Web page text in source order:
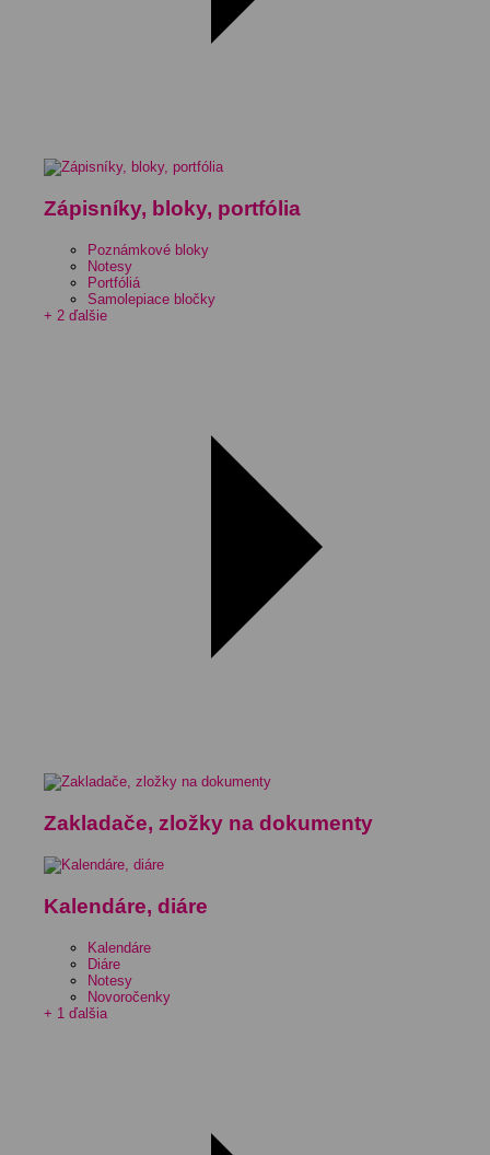
Zápisníky, bloky, portfólia
Poznámkové bloky
Notesy
Portfóliá
Samolepiace bločky
+ 2 ďalšie
Zakladače, zložky na dokumenty
Kalendáre, diáre
Kalendáre
Diáre
Notesy
Novoročenky
+ 1 ďalšia